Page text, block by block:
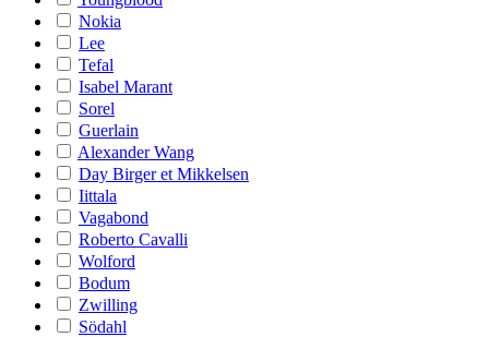
Nokia
Lee
Tefal
Isabel Marant
Sorel
Guerlain
Alexander Wang
Day Birger et Mikkelsen
Iittala
Vagabond
Roberto Cavalli
Wolford
Bodum
Zwilling
Södahl